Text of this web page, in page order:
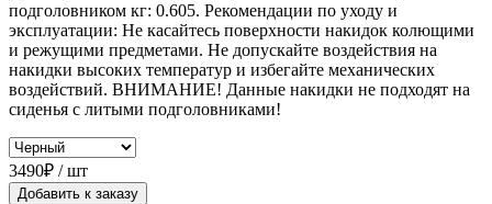
подголовником кг: 0.605. Рекомендации по уходу и
эксплуатации: Не касайтесь поверхности накидок колющими
и режущими предметами. Не допускайте воздействия на
накидки высоких температур и избегайте механических
воздействий. ВНИМАНИЕ! Данные накидки не подходят на
сиденья с литыми подголовниками!
3490₽ / шт
Добавить к заказу